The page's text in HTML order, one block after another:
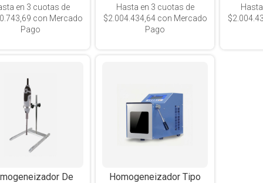
en 3 cuotas de
con Mercado
Pago
Hasta en 3 cuotas de
$2.004.434,64con Mercado
Pago
De
Homogeneizador Tipo